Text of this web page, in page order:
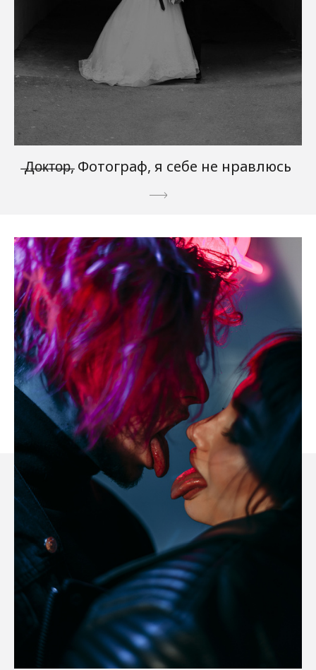
̶Д̶о̶к̶т̶о̶р̶, Фотограф, я себе не нравлюсь